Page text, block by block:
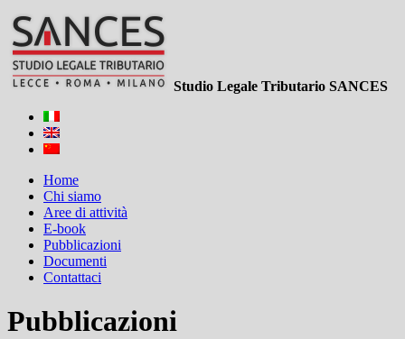
Studio Legale Tributario SANCES
Home
Chi siamo
Aree di attività
E-book
Pubblicazioni
Documenti
Contattaci
Pubblicazioni